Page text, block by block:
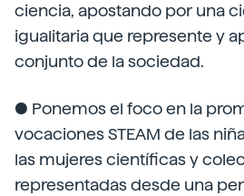
ciencia, apostando por una
igualitaria que represente y
conjunto de la sociedad.
● Ponemos el foco en la
vocaciones STEAM de las
las mujeres científicas y
representadas desde una